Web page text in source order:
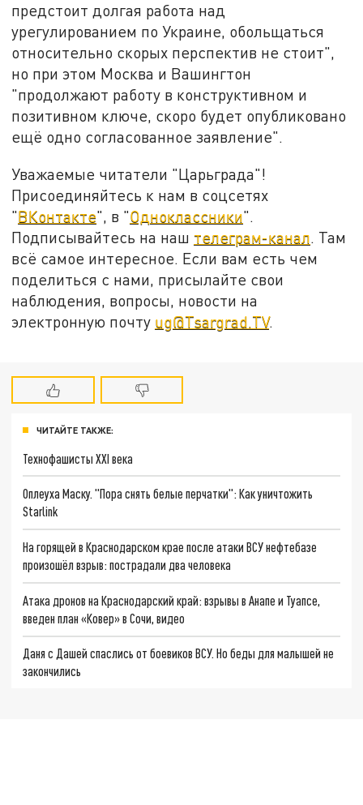
предстоит долгая работа над
урегулированием по Украине, обольщаться
относительно скорых перспектив не стоит",
но при этом Москва и Вашингтон
"продолжают работу в конструктивном и
позитивном ключе, скоро будет опубликовано
ещё одно согласованное заявление".
Уважаемые читатели "Царьграда"!
Присоединяйтесь к нам в соцсетях
"ВКонтакте", в "Одноклассники".
Подписывайтесь на наш телеграм-канал. Там
всё самое интересное. Если вам есть чем
поделиться с нами, присылайте свои
наблюдения, вопросы, новости на
электронную почту ug@Tsargrad.TV.
ЧИТАЙТЕ ТАКЖЕ:
Технофашисты XXI века
Оплеуха Маску. "Пора снять белые перчатки": Как уничтожить
Starlink
На горящей в Краснодарском крае после атаки ВСУ нефтебазе
произошёл взрыв: пострадали два человека
Атака дронов на Краснодарский край: взрывы в Анапе и Туапсе,
введен план «Ковер» в Сочи, видео
Даня с Дашей спаслись от боевиков ВСУ. Но беды для малышей не
закончились